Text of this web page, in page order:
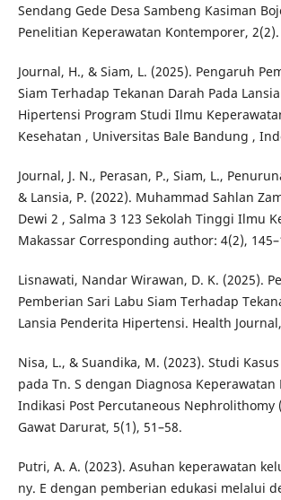
Sendang Gede Desa Sambeng Kasiman
Penelitian Keperawatan Kontemporer, 2(2).
Journal, H., & Siam, L. (2025). Pengaruh
Siam Terhadap Tekanan Darah Pada
Hipertensi Program Studi Ilmu
Kesehatan , Universitas Bale Bandung ,
Journal, J. N., Perasan, P., Siam, L.,
& Lansia, P. (2022). Muhammad Sahlan
Dewi 2 , Salma 3 123 Sekolah Tinggi Ilmu
Makassar Corresponding author: 4(2),
Lisnawati, Nandar Wirawan, D. K. (2025).
Pemberian Sari Labu Siam Terhadap
Lansia Penderita Hipertensi. Health
Nisa, L., & Suandika, M. (2023). Studi
pada Tn. S dengan Diagnosa Keperawatan
Indikasi Post Percutaneous Nephrolithomy
Gawat Darurat, 5(1), 51–58.
Putri, A. A. (2023). Asuhan keperawatan
ny. E dengan pemberian edukasi melalui